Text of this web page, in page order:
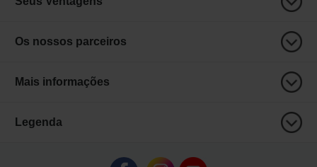
Os nossos parceiros
Mais informações
Legenda